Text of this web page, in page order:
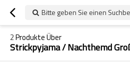
Bitte geben Sie einen
2Produkte Über
Strickpyjama / Nachthemd